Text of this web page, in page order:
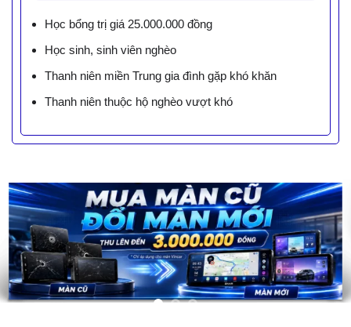
Học bổng trị giá 25.000.000 đồng
Học sinh, sinh viên nghèo
Thanh niên miền Trung gia đình gặp khó khăn
Thanh niên thuộc hộ nghèo vượt khó